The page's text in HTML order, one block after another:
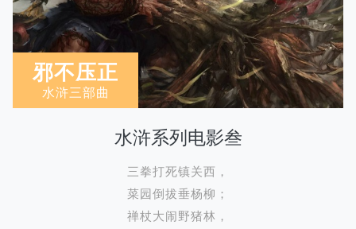
邪不压正
水浒三部曲
水浒系列电影叁
三拳打死镇关西，
菜园倒拔垂杨柳；
禅杖大闹野猪林，